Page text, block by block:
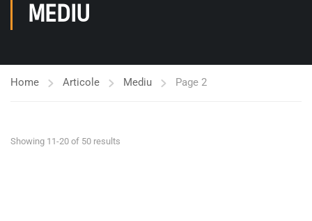
MEDIU
Home Articole Mediu Page 2
Showing 11-20 of 50 results